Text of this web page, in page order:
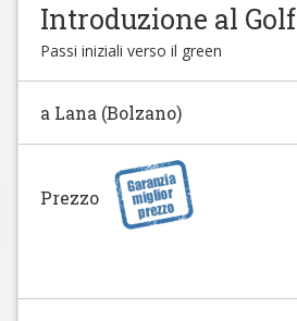
Introduzione al Golf
Passi iniziali verso il green
a Lana (Bolzano)
Prezzo